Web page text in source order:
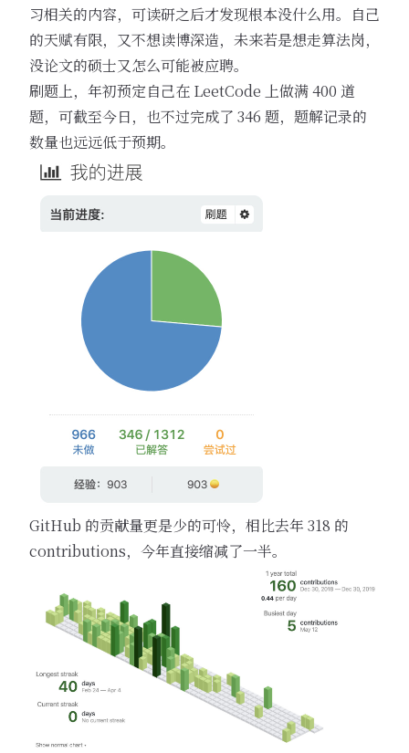
习相关的内容，可读研之后才发现根本没什么用。自己
的天赋有限，又不想读博深造，未来若是想走算法岗，
没论文的硕士又怎么可能被应聘。
刷题上，年初预定自己在 LeetCode 上做满 400 道
题，可截至今日，也不过完成了 346 题，题解记录的
数量也远远低于预期。
GitHub 的贡献量更是少的可怜，相比去年 318 的
contributions，今年直接缩减了一半。